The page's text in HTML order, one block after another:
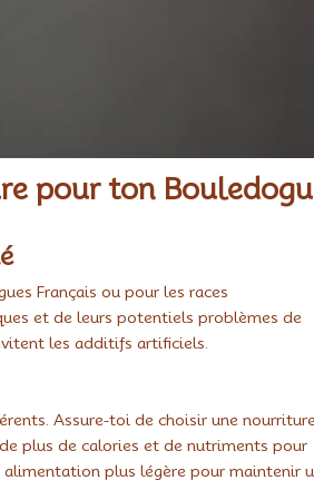
pour ton
Français ou pour les races
et de leurs potentiels problèmes de
les additifs artificiels.
Assure-toi de choisir une
plus de calories et de nutriments pour
alimentation plus légère pour maintenir